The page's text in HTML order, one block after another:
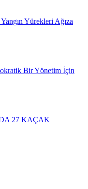
Yürekleri Ağıza
Bir Yönetim İçin
27 KAÇAK